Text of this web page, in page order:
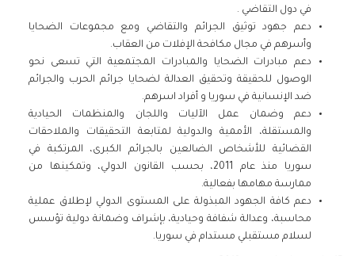
في دول التقاضي .
دعم جهود توثيق الجرائم والتقاضي ومع مجموعات الضحايا
وأسرهم في مجال مكافحة الإفلات من العقاب.
دعم مبادرات الضحايا والمبادرات المجتمعية التي تسعى نحو
الوصول للحقيقة وتحقيق العدالة لضحايا جرائم الحرب والجرائم
ضد الإنسانية في سوريا و أفراد اسرهم.
دعم وضمان عمل الآليات واللجان والمنظمات الحيادية
والمستقلة، الأممية والدولية لمتابعة التحقيقات والملاحقات
القضائية للأشخاص الضالعين بالجرائم الكبرى، المرتكبة في
سوريا منذ عام 2011، بحسب القانون الدولي، وتمكينها من
ممارسة مهامها بفعالية.
دعم كافة الجهود المبذولة على المستوى الدولي لإطلاق عملية
محاسبة، وعدالة شفافة وحيادية، بإشراف وضمانة دولية تؤسس
لسلام مستقبلي مستدام في سوريا.